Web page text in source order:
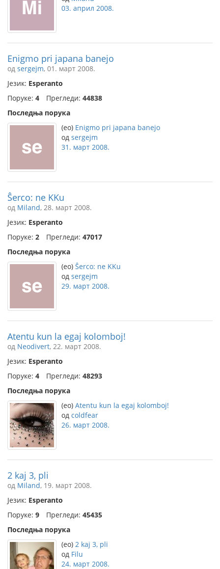
03. април 2008.
Enigmo pri japana banejo
од sergejm, 01. март 2008.
Језик: Esperanto
Поруке: 4 Прегледи: 44838
Последња порука
(eo) Enigmo pri japana banejo
од sergejm
31. март 2008.
Ŝerco: ne KKu
од Miland, 28. март 2008.
Језик: Esperanto
Поруке: 2 Прегледи: 47017
Последња порука
(eo) Ŝerco: ne KKu
од sergejm
29. март 2008.
Atentu kun la egaj kolomboj!
од Neodivert, 22. март 2008.
Језик: Esperanto
Поруке: 4 Прегледи: 48293
Последња порука
(eo) Atentu kun la egaj kolomboj!
од coldfear
26. март 2008.
2 kaj 3, pli
од Miland, 19. март 2008.
Језик: Esperanto
Поруке: 9 Прегледи: 45435
Последња порука
(eo) 2 kaj 3, pli
од Filu
24. март 2008.